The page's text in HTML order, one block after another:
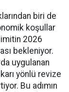
biri de
koşullar
2026
bekleniyor.
uygulanan
yönlü revize
Bu adımın